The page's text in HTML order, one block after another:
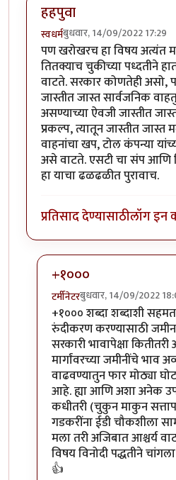
हहपुवा
स्वधर्मबुधवार, 14/09/2022 17:29
पण खरोखरच हा विषय अत्यंत
तितक्याच चुकीच्या पध्दतीने
वाटते. सरकार कोणतेही असो,
जास्तीत जास्त सार्वजनिक
असण्याच्या ऐवजी जास्तीत
प्रकल्प, त्यातून जास्तीत जास्त
वाहनांचा खप, टोल कंपन्या
असे वाटते. एसटी चा संप आणि
हा याचा ढळढळीत पुरावाच.
प्रतिसाद देण्यासाठीलॉग इन
+१०००
टर्मीनेटरबुधवार, 14/09/2022
In reply toहहपुवाby
+१००० शब्दा शब्दाशी
रुंदीकरण करण्यासाठी
सरकारी भावापेक्षा
मार्गांवरच्या जमीनींचे भाव
वाढवण्यातुन फार मोठ्या
आहे. ह्या आणि अशा अनेक
कधीतरी (चुकुन माकुन
गडकरींना ईडी चौकशीला
मला तरी अजिबात आश्चर्य
विषय विनोदी पद्धतीने
👍